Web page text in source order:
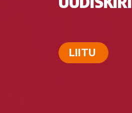
LIITU